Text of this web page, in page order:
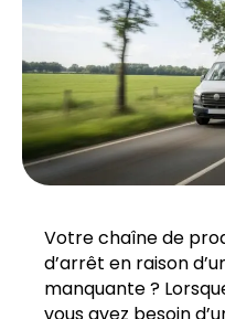
Votre chaîne de
d’arrêt en raison
manquante ?